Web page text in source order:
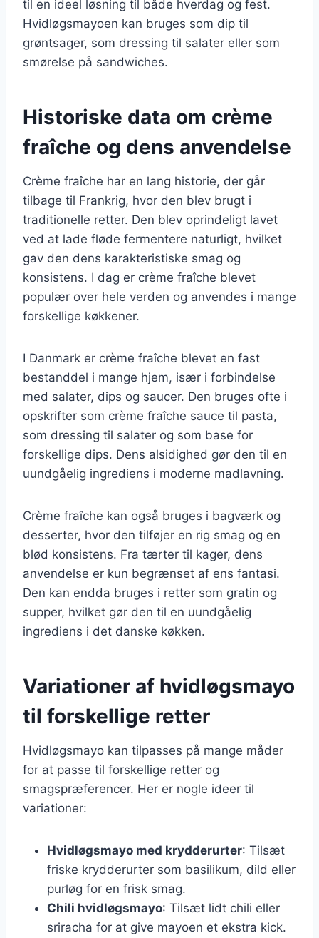
til en ideel løsning til både hverdag og fest.
Hvidløgsmayoen kan bruges som dip til
grøntsager, som dressing til salater eller som
smørelse på sandwiches.
Historiske data om crème
fraîche og dens anvendelse
Crème fraîche har en lang historie, der går
tilbage til Frankrig, hvor den blev brugt i
traditionelle retter. Den blev oprindeligt lavet
ved at lade fløde fermentere naturligt, hvilket
gav den dens karakteristiske smag og
konsistens. I dag er crème fraîche blevet
populær over hele verden og anvendes i mange
forskellige køkkener.
I Danmark er crème fraîche blevet en fast
bestanddel i mange hjem, især i forbindelse
med salater, dips og saucer. Den bruges ofte i
opskrifter som crème fraîche sauce til pasta,
som dressing til salater og som base for
forskellige dips. Dens alsidighed gør den til en
uundgåelig ingrediens i moderne madlavning.
Crème fraîche kan også bruges i bagværk og
desserter, hvor den tilføjer en rig smag og en
blød konsistens. Fra tærter til kager, dens
anvendelse er kun begrænset af ens fantasi.
Den kan endda bruges i retter som gratin og
supper, hvilket gør den til en uundgåelig
ingrediens i det danske køkken.
Variationer af hvidløgsmayo
til forskellige retter
Hvidløgsmayo kan tilpasses på mange måder
for at passe til forskellige retter og
smagspræferencer. Her er nogle ideer til
variationer:
Hvidløgsmayo med krydderurter: Tilsæt
friske krydderurter som basilikum, dild eller
purløg for en frisk smag.
Chili hvidløgsmayo: Tilsæt lidt chili eller
sriracha for at give mayoen et ekstra kick.